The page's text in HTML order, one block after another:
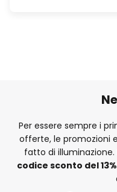
Per essere sempre i
offerte, le promozioni
fatto di
codice sconto del13%